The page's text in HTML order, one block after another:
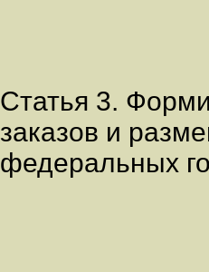
Статья 3.
заказов и
федеральных